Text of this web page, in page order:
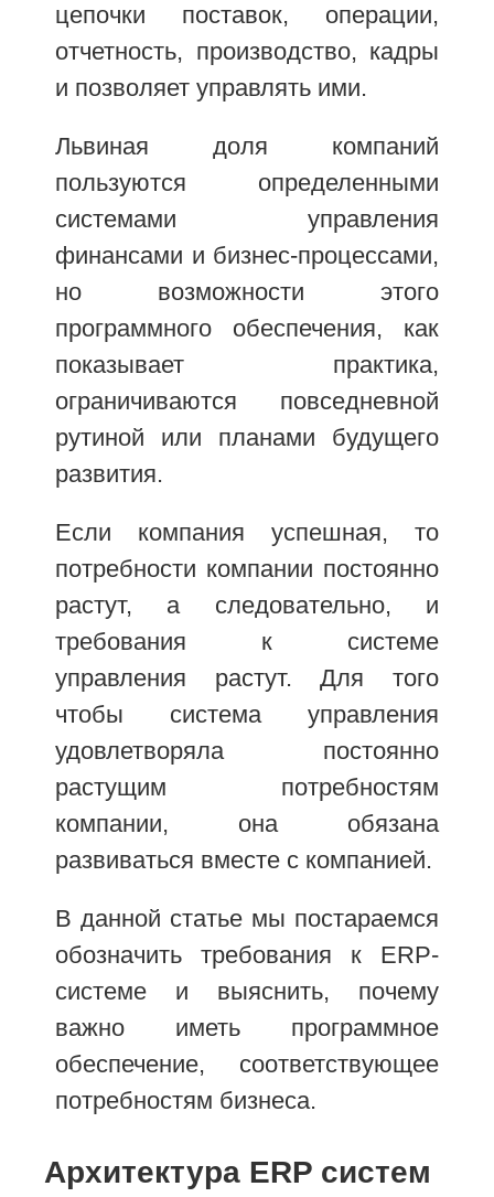
цепочки поставок, операции,
отчетность, производство, кадры
и позволяет управлять ими.
Львиная доля компаний
пользуются определенными
системами управления
финансами и бизнес-процессами,
но возможности этого
программного обеспечения, как
показывает практика,
ограничиваются повседневной
рутиной или планами будущего
развития.
Если компания успешная, то
потребности компании постоянно
растут, а следовательно, и
требования к системе
управления растут. Для того
чтобы система управления
удовлетворяла постоянно
растущим потребностям
компании, она обязана
развиваться вместе с компанией.
В данной статье мы постараемся
обозначить требования к ERP-
системе и выяснить, почему
важно иметь программное
обеспечение, соответствующее
потребностям бизнеса.
Архитектура ERP систем